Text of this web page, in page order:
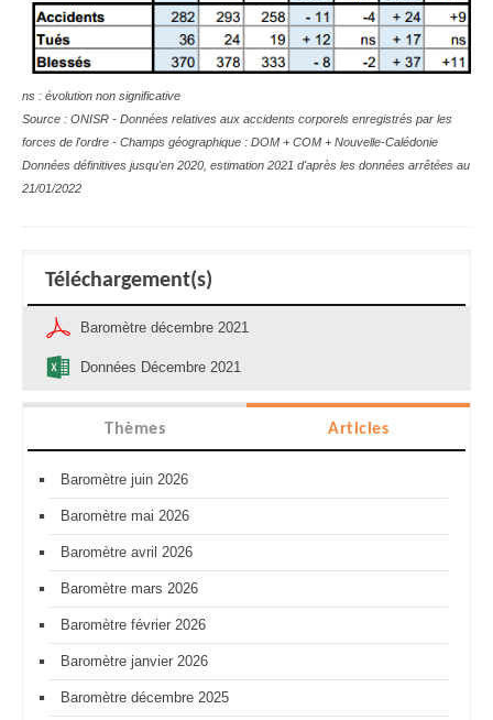
ns : évolution non significative
Source : ONISR - Données relatives aux accidents corporels enregistrés par les
forces de l'ordre - Champs géographique : DOM + COM + Nouvelle-Calédonie
Données définitives jusqu'en 2020, estimation 2021 d'après les données arrêtées au
21/01/2022
Téléchargement(s)
Baromètre décembre 2021
Données Décembre 2021
Thèmes Articles
Baromètre juin 2026
Baromètre mai 2026
Baromètre avril 2026
Baromètre mars 2026
Baromètre février 2026
Baromètre janvier 2026
Baromètre décembre 2025